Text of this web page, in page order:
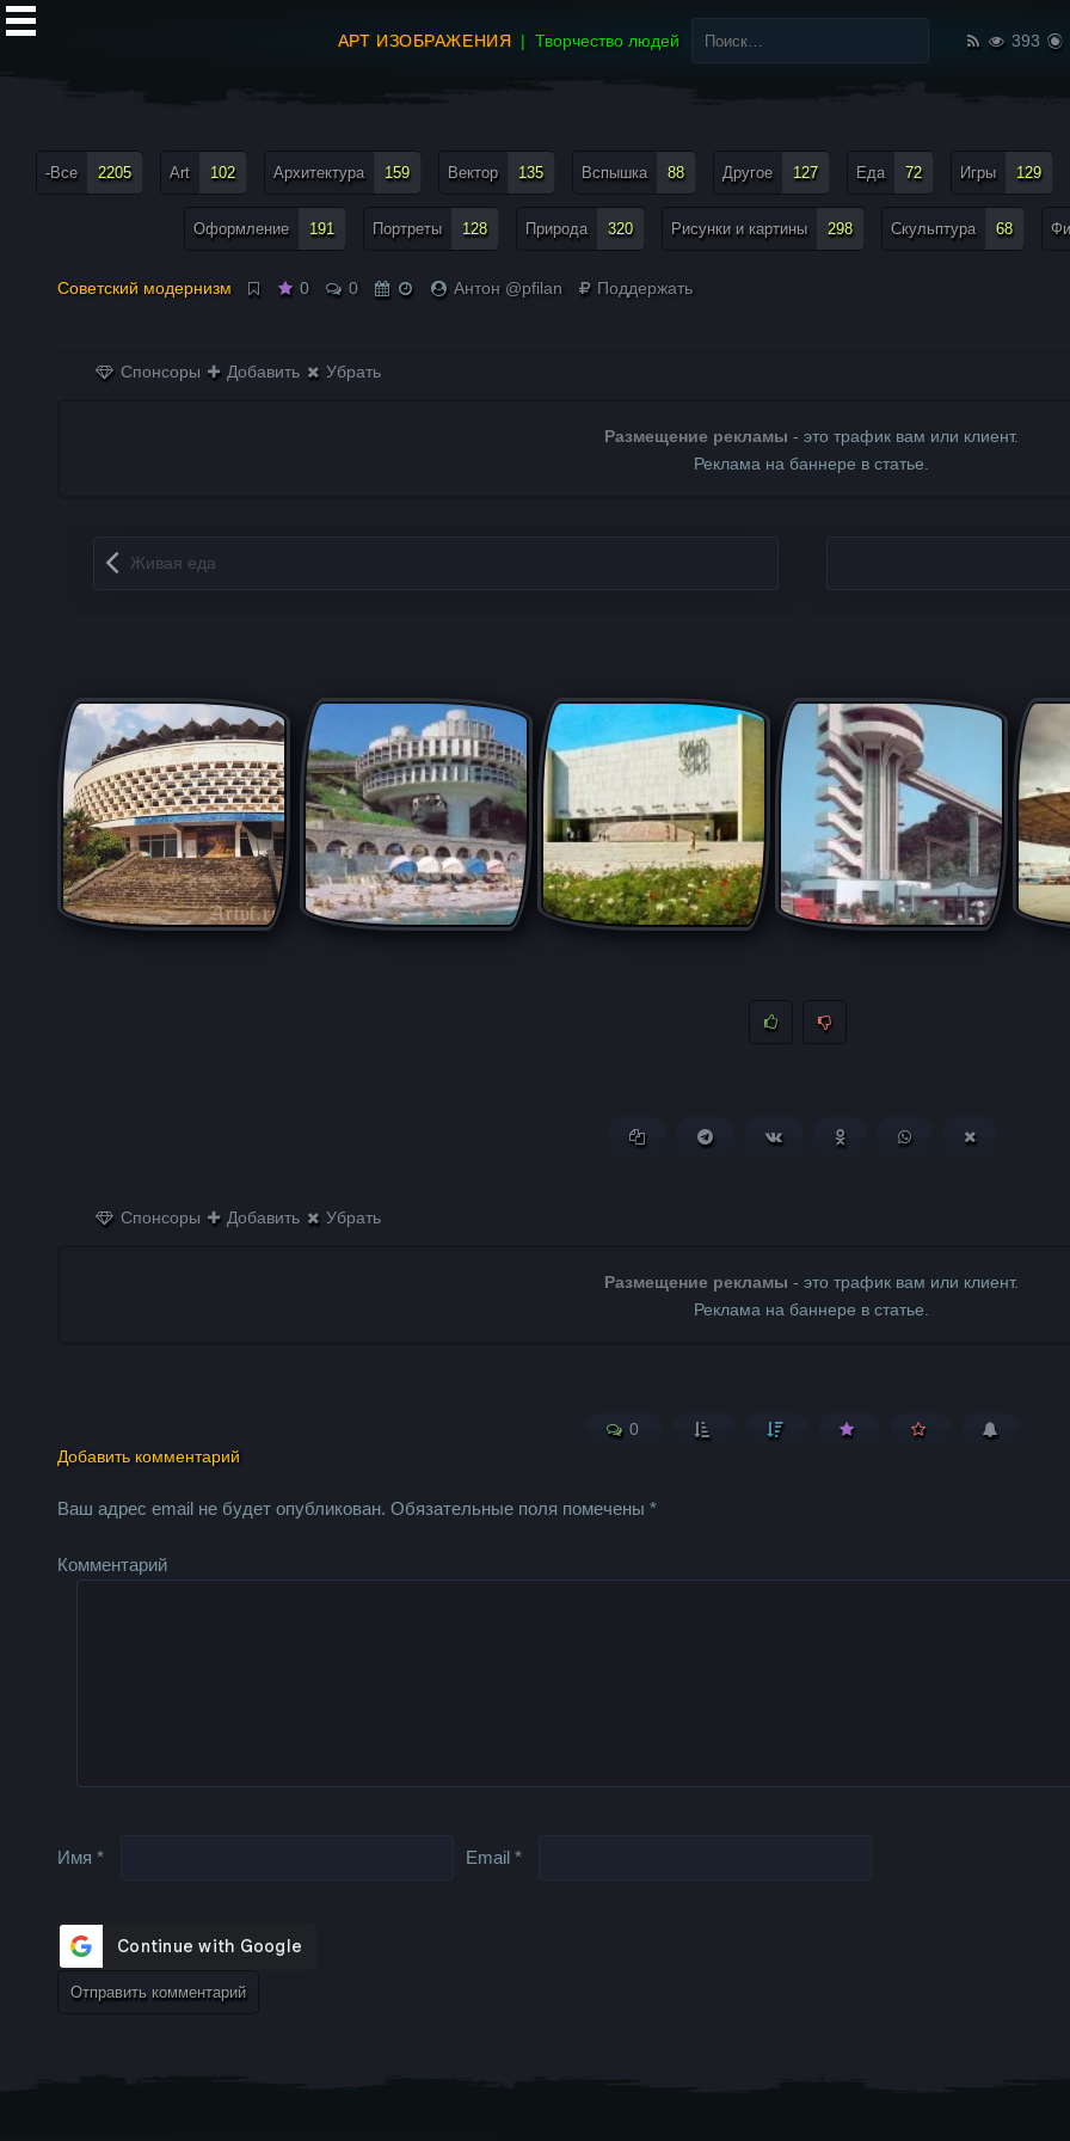
АРТ ИЗОБРАЖЕНИЯ Творчество людей
Найти:
393
-Все 2205 Art 102 Архитектура 159 Вектор 135 Вспышка 88 Другое 127 Еда 72 Игры 129
Оформление 191 Портреты 128 Природа 320 Рисунки и картины 298 Скульптура 68
Советский модернизм 0 0 Антон @pfilan Поддержать
Спонсоры Добавить Убрать
Размещение рекламы - это трафик вам или клиент.
Реклама на баннере в статье.
Запись навигация
Живая еда
Копировать ссылкуПоделиться в Telegram
Поделиться ВКонтакте
Поделиться вПоделиться в
Спонсоры Добавить Убрать
Размещение рекламы - это трафик вам или клиент.
Реклама на баннере в статье.
0
Добавить комментарий
Ваш адрес email не будет опубликован. Обязательные поля помечены*
Комментарий
Имя* Email*